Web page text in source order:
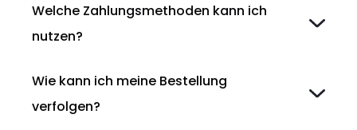
Welche Zahlungsmethoden kann ich
nutzen?
Wie kann ich meine Bestellung
verfolgen?